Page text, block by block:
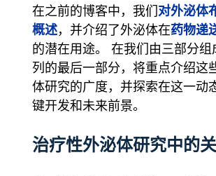
在之前的博客中，我们对外泌体
概述，并介绍了外泌体在药物递
的潜在用途。 在我们由三部分组
列的最后一部分，将重点介绍这
体研究的广度，并探索在这一动
键开发和未来前景。
治疗性外泌体研究中的